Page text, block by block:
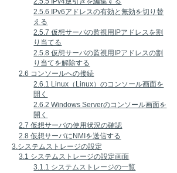
2.5.6 IPv6アドレスの有効と無効を切り替
える
2.5.7 仮想サーバの監視用IPアドレスを割
り当てる
2.5.8 仮想サーバの監視用IPアドレスの割
り当てを解除する
2.6 コンソールへの接続
2.6.1 Linux（Linux）のコンソール画面を
開く
2.6.2 Windows Serverのコンソール画面を
開く
2.7 仮想サーバの使用状況の確認
2.8 仮想サーバにNMIを送信する
3.システムストレージの設定
3.1 システムストレージの設定画面
3.1.1 システムストレージの一覧